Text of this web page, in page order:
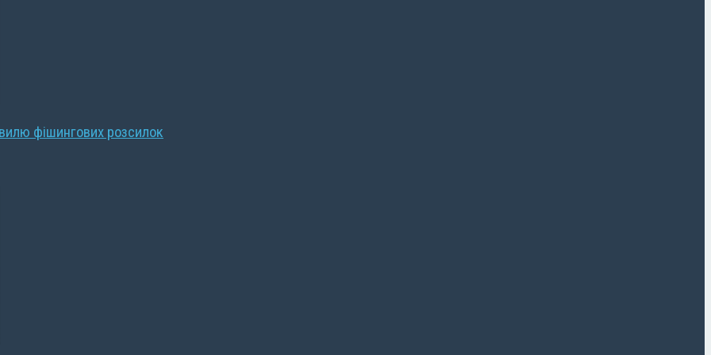
фішингових розсилок